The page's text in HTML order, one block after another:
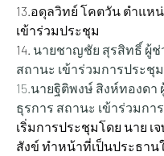
13.อดุลวิทย์ โคตวัน ตำแห
เข้าร่วมประชุม
14. นายชาญชัย สุรสิทธิ์ ผู้ช่
สถานะ เข้าร่วมการประชุม
15.นายฐิติพงษ์ สิงห์ทองดา
ธุรการ สถานะ เข้าร่วมกา
เริ่มการประชุมโดย นาย เ
สังข์ ทำหน้าที่เป็นประธา